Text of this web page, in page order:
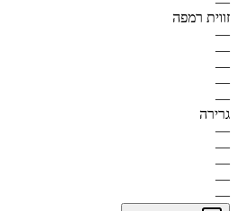
זווית רמפה
—
—
—
—
—
גרירה
—
—
—
—
—